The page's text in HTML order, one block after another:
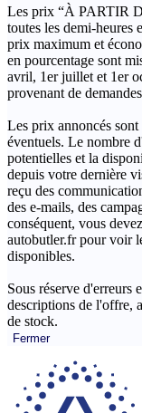
Les prix “À PARTIR
toutes les demi-heures
prix maximum et
en pourcentage sont
avril, 1er juillet et 1er
provenant de
Les prix annoncés
éventuels. Le nombre
potentielles et la
depuis votre dernière
reçu des
des e-mails, des
conséquent, vous
autobutler.fr pour voir
disponibles.
Sous réserve d'erreurs
descriptions de l'offre,
de stock.
Fermer